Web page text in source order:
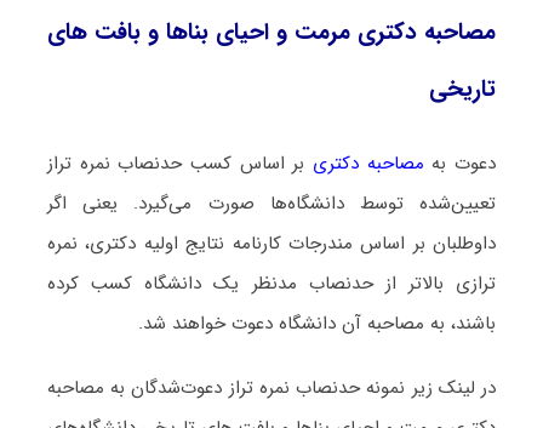
مصاحبه دکتری مرمت و احیای بناها و بافت های
تاریخی
دعوت به مصاحبه دکتری بر اساس کسب حدنصاب نمره تراز
تعیین‌شده توسط دانشگاه‌ها صورت می‌گیرد. یعنی اگر
داوطلبان بر اساس مندرجات کارنامه نتایج اولیه دکتری، نمره
ترازی بالاتر از حدنصاب مدنظر یک دانشگاه کسب کرده
باشند، به مصاحبه آن دانشگاه دعوت خواهند شد.
در لینک زیر نمونه حدنصاب نمره تراز دعوت‌شدگان به مصاحبه